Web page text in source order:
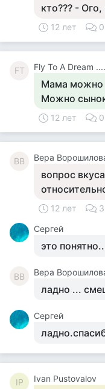
кто??? -
12 лет 0
FT Fly To A Dream
Мама можно
Можно
12 лет 0
ВВ Вера
вопрос
12 лет 3
Cергей
это
ВВ Вера
ладно ...
Cергей
IP Ivan Pustovalov